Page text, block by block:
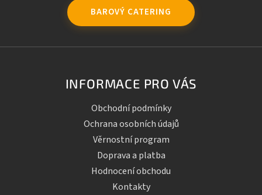
BAROVÝ CATERING
INFORMACE PRO VÁS
Obchodní podmínky
Ochrana osobních údajů
Věrnostní program
Doprava a platba
Hodnocení obchodu
Kontakty